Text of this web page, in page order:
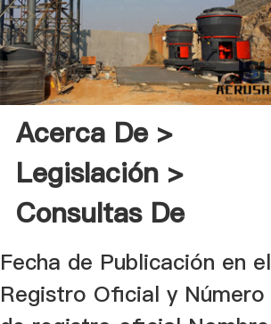
Acerca De >
Legislación >
Consultas De
Clasificación
Fecha de Publicación en el
Registro Oficial y Número